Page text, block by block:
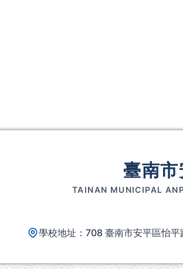
臺南
TAINAN MUNICIPAL
學校地址：708 臺南市安平區怡平